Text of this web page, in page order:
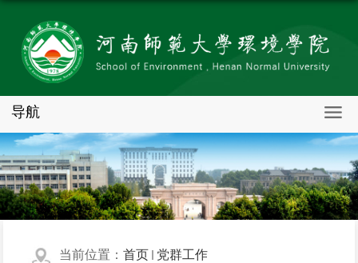
导航
当前位置：首页 党群工作